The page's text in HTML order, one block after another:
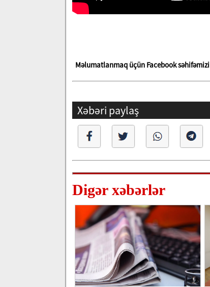
Məlumatlanmaq üçün Facebook səhifəmizi
Xəbəri paylaş
Digər xəbərlər